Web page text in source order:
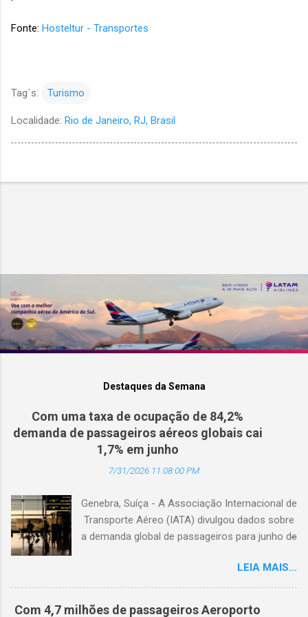
Fonte: Hosteltur - Transportes
Tag´s: Turismo
Localidade: Rio de Janeiro, RJ, Brasil
Destaques da Semana
Com uma taxa de ocupação de 84,2%
demanda de passageiros aéreos globais cai
1,7% em junho
7/31/2026 11:08:00 PM
Genebra, Suíça - A Associação Internacional de
Transporte Aéreo (IATA) divulgou dados sobre
a demanda global de passageiros para junho de
passageiros-quilômetro pagos (RPK), caiu 1,7%
em comparação com junho de 2025. Excluindo
o Oriente Médio, a demanda diminuiu 0,6%. A
LEIA MAIS...
Com 4,7 milhões de passageiros Aeroporto